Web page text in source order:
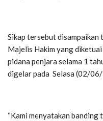
Sikap tersebut disampaikan
Majelis Hakim yang
pidana penjara selama 1
digelar pada Selasa (02/
“Kami menyatakan banding